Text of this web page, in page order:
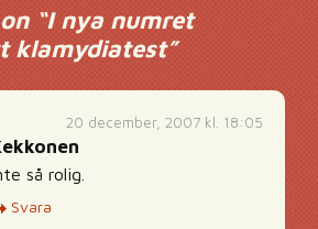
“I nya numret
klamydiatest”
20 december, 2007 kl. 18:05
så rolig.
Svara